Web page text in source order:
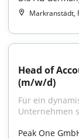
Markranstädt,
Head of
(m/w/d)
Für ein
Unternehmen
Peak One